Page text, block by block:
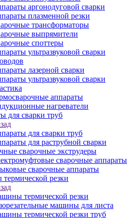
аргонодуговой сварки
плазменной резки
трансформаторы
выпрямители
споттеры
ультразвуковой сварки
лазерной сварки
ультразвуковой сварки
аппараты
нагреватели
для сварки труб
для сварки труб
для раструбной сварки
сварочные экструдеры
сварочные аппараты
сварочные аппараты
резки
термической резки
машины для листа
термической резки труб